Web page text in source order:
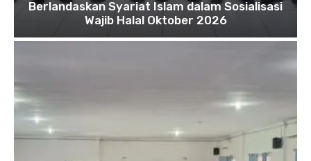
Berlandaskan Syariat Islam dalam Sosialisasi
Wajib Halal Oktober 2026